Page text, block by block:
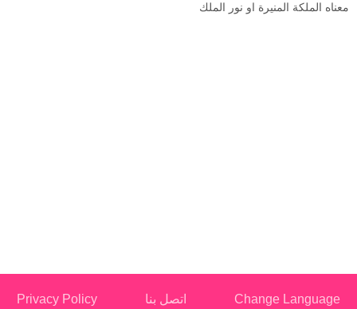
معناه الملكة المنيرة او نور الملك
Change Language اتصل بنا Privacy Policy